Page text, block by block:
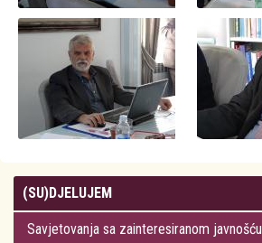
(SU)DJELUJEM
Savjetovanja sa zainteresiranom javnošću